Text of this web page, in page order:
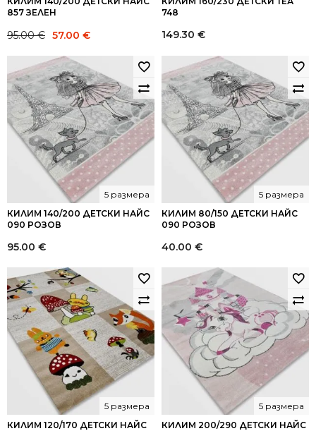
857 ЗЕЛЕН
95.00€
Original
was:
95.00 €.
57.00 €
Current
57.00 €.
748
149.30 €
КИЛИМ 140/200 ДЕТСКИ НАЙС
090 РОЗОВ
5 размера
95.00 €
КИЛИМ 80/150 ДЕТСКИ НАЙС
090 РОЗОВ
5 размера
40.00 €
КИЛИМ 120/170 ДЕТСКИ НАЙС
5 размера
КИЛИМ 200/290 ДЕТСКИ НАЙС
5 размера